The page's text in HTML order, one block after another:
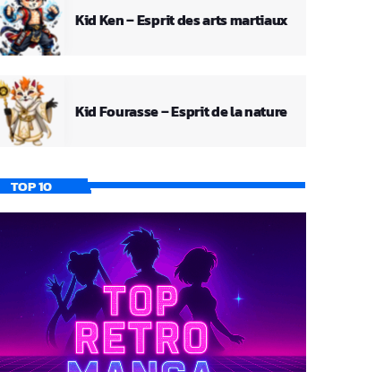
Kid Ken – Esprit des arts martiaux
Kid Fourasse – Esprit de la nature
TOP 10